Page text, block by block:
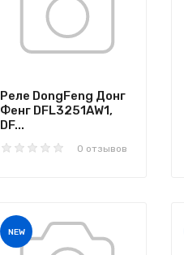
Реле DongFeng Донг
Фенг DFL3251AW1,
DF...
0 отзывов
NEW